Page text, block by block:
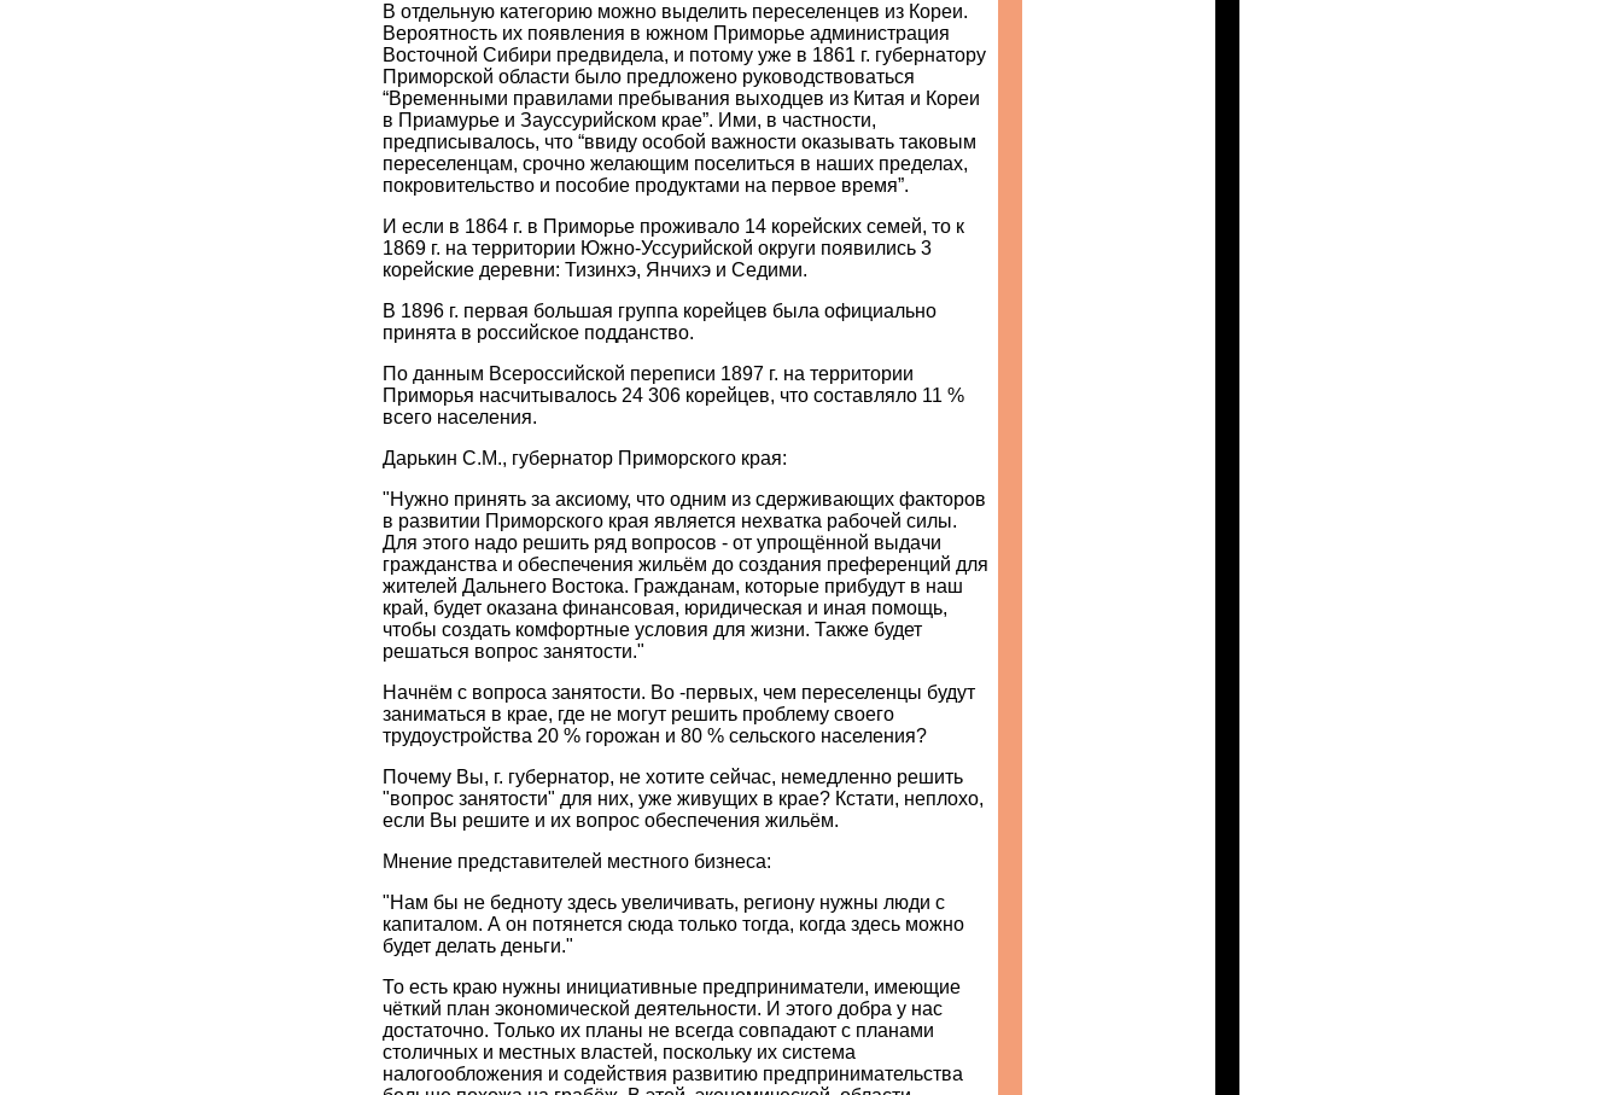
В отдельную категорию можно выделить переселенцев из Кореи.
Вероятность их появления в южном Приморье администрация
Восточной Сибири предвидела, и потому уже в 1861 г. губернатору
Приморской области было предложено руководствоваться
“Временными правилами пребывания выходцев из Китая и Кореи
в Приамурье и Зауссурийском крае”. Ими, в частности,
предписывалось, что “ввиду особой важности оказывать таковым
переселенцам, срочно желающим поселиться в наших пределах,
покровительство и пособие продуктами на первое время”.
И если в 1864 г. в Приморье проживало 14 корейских семей, то к
1869 г. на территории Южно-Уссурийской округи появились 3
корейские деревни: Тизинхэ, Янчихэ и Седими.
В 1896 г. первая большая группа корейцев была официально
принята в российское подданство.
По данным Всероссийской переписи 1897 г. на территории
Приморья насчитывалось 24 306 корейцев, что составляло 11 %
всего населения.
Дарькин С.М., губернатор Приморского края:
"Нужно принять за аксиому, что одним из сдерживающих факторов
в развитии Приморского края является нехватка рабочей силы.
Для этого надо решить ряд вопросов - от упрощённой выдачи
гражданства и обеспечения жильём до создания преференций для
жителей Дальнего Востока. Гражданам, которые прибудут в наш
край, будет оказана финансовая, юридическая и иная помощь,
чтобы создать комфортные условия для жизни. Также будет
решаться вопрос занятости."
Начнём с вопроса занятости. Во -первых, чем переселенцы будут
заниматься в крае, где не могут решить проблему своего
трудоустройства 20 % горожан и 80 % сельского населения?
Почему Вы, г. губернатор, не хотите сейчас, немедленно решить
"вопрос занятости" для них, уже живущих в крае? Кстати, неплохо,
если Вы решите и их вопрос обеспечения жильём.
Мнение представителей местного бизнеса:
"Нам бы не бедноту здесь увеличивать, региону нужны люди с
капиталом. А он потянется сюда только тогда, когда здесь можно
будет делать деньги."
То есть краю нужны инициативные предприниматели, имеющие
чёткий план экономической деятельности. И этого добра у нас
достаточно. Только их планы не всегда совпадают с планами
столичных и местных властей, поскольку их система
налогообложения и содействия развитию предпринимательства